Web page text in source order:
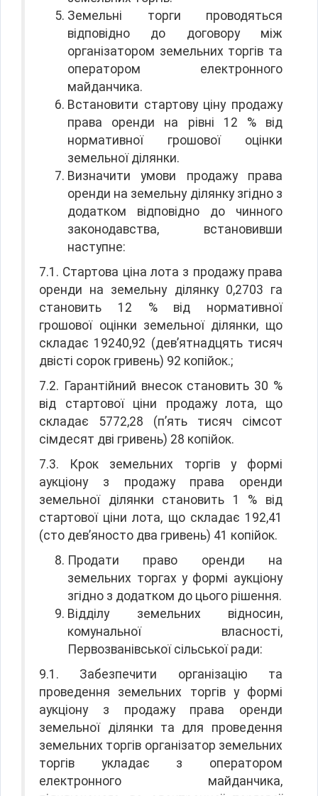
Земельні торги проводяться
відповідно до договору між
організатором земельних торгів та
оператором електронного
майданчика.
Встановити стартову ціну продажу
права оренди на рівні 12 % від
нормативної грошової оцінки
земельної ділянки.
Визначити умови продажу права
оренди на земельну ділянку згідно з
додатком відповідно до чинного
законодавства, встановивши
наступне:
7.1. Стартова ціна лота з продажу права
оренди на земельну ділянку 0,2703 га
становить 12 % від нормативної
грошової оцінки земельної ділянки, що
складає 19240,92 (дев’ятнадцять тисяч
двісті сорок гривень) 92 копійок.;
7.2. Гарантійний внесок становить 30 %
від стартової ціни продажу лота, що
складає 5772,28 (п’ять тисяч сімсот
сімдесят дві гривень) 28 копійок.
7.3. Крок земельних торгів у формі
аукціону з продажу права оренди
земельної ділянки становить 1 % від
стартової ціни лота, що складає 192,41
(сто дев’яносто два гривень) 41 копійок.
Продати право оренди на
земельних торгах у формі аукціону
згідно з додатком до цього рішення.
Відділу земельних відносин,
комунальної власності,
Первозванівської сільської ради:
9.1. Забезпечити організацію та
проведення земельних торгів у формі
аукціону з продажу права оренди
земельної ділянки та для проведення
земельних торгів організатор земельних
торгів укладає з оператором
електронного майданчика,